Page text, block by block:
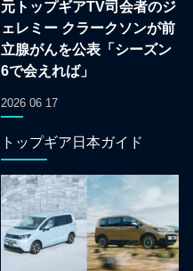
元トップギアTV司会者のジ
ェレミー クラークソンが前
立腺がんを公表「シーズン
6で会えれば」
2026 06 17
トップギア日本ガイド